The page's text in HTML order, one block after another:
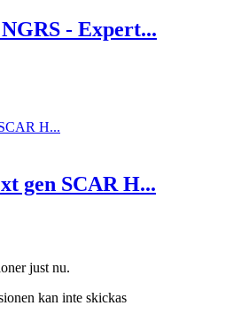
- Expert...
gen SCAR H...
just nu.
kan inte skickas